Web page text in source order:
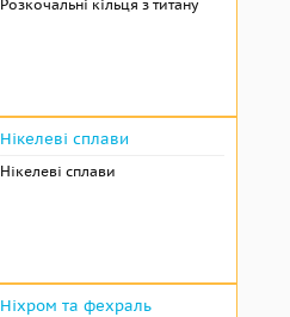
Розкочальні кільця з титану
Нікелеві сплави
Нікелеві сплави
Ніхром та фехраль